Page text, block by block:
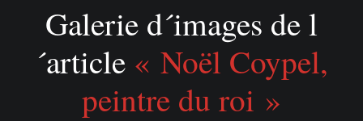
Galerie d´images de l
´article « Noël Coypel,
peintre du roi »